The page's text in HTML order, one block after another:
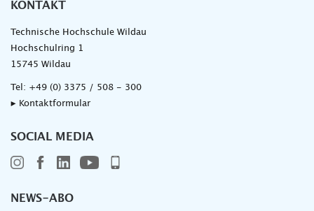
KONTAKT
Technische Hochschule Wildau
Hochschulring 1
15745 Wildau
Tel: +49 (0) 3375 / 508 - 300
▸ Kontaktformular
SOCIAL MEDIA
NEWS-ABO